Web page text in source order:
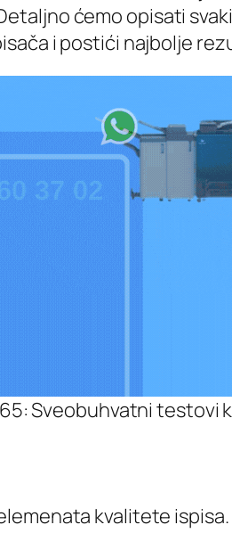
ćemo opisati
i postići najbolje
Sveobuhvatni testovi
kvalitete